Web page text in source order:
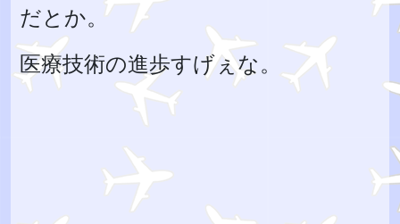
だとか。
医療技術の進歩すげぇな。